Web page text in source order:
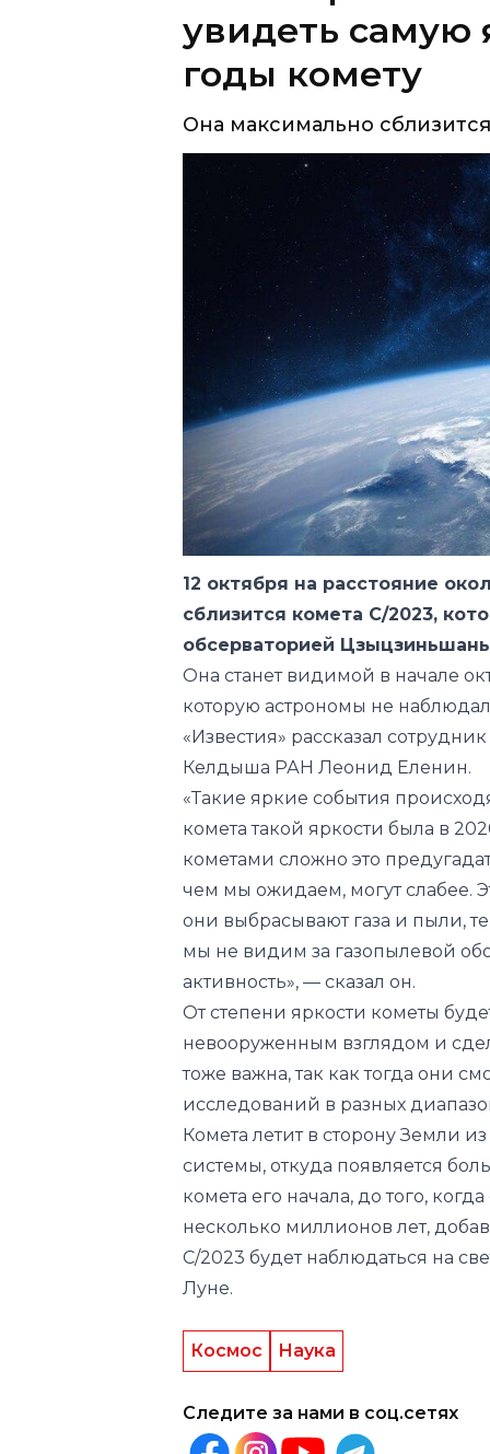
Она максимально
12 октября на расстояние
сблизится комета С/2023,
обсерваторией
Она станет видимой в начале
которую астрономы не
«Известия» рассказал
Келдыша РАН Леонид Еленин.
«Такие яркие события
комета такой яркости была в
кометами сложно это
чем мы ожидаем, могут слабее.
они выбрасывают газа и пыли,
мы не видим за газопылевой
активность», — сказал он.
От степени яркости кометы
невооруженным взглядом и
тоже важна, так как тогда они
исследований в разных
Комета летит в сторону Земли
системы, откуда появляется
комета его начала, до того,
несколько миллионов лет,
С/2023 будет наблюдаться на
Луне.
Космос Наука